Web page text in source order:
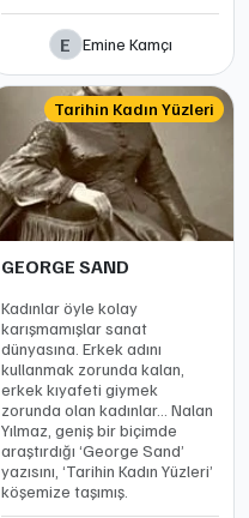
E Emine Kamçı
Tarihin Kadın Yüzleri
GEORGE SAND
Kadınlar öyle kolay
karışmamışlar sanat
dünyasına. Erkek adını
kullanmak zorunda kalan,
erkek kıyafeti giymek
zorunda olan kadınlar… Nalan
Yılmaz, geniş bir biçimde
araştırdığı ‘George Sand’
yazısını, ‘Tarihin Kadın Yüzleri’
köşemize taşımış.